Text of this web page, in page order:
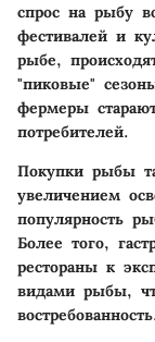
спрос на рыбу
фестивалей и
рыбе,
"пиковые"
фермеры
потребителей.
Покупки рыбы
увеличением
популярность
Более того,
рестораны к
видами рыбы,